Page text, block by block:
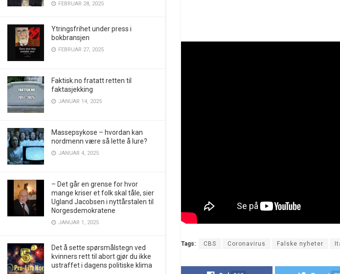
FEBRUAR 28, 2025
Ytringsfrihet under press i
bokbransjen
FEBRUAR 27, 2025
Faktisk.no fratatt retten til
faktasjekking
JANUAR 14, 2025
Massepsykose – hvordan kan
nordmenn være så lette å lure?
JANUAR 4, 2025
– Det går en grense for hvor
mange kriser et folk skal tåle, sier
Ugland Jacobsen i nyttårstalen til
Norgesdemokratene
JANUAR 1, 2025
Det å sette spørsmålstegn ved
kvinners rett til abort gjør du ikke
ustraffet i dagens politiske klima
Tags: CBS Coronavirus Falske nyheter